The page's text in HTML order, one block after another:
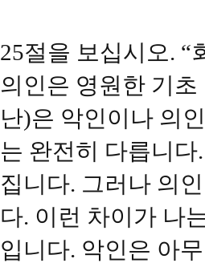
25절을 보십시오. “
의인은 영원한 기
난)은 악인이나 의
는 완전히 다릅니
집니다. 그러나 의
다. 이런 차이가 나
입니다. 악인은 아